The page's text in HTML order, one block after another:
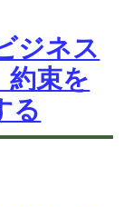
ジネス
約束を
る